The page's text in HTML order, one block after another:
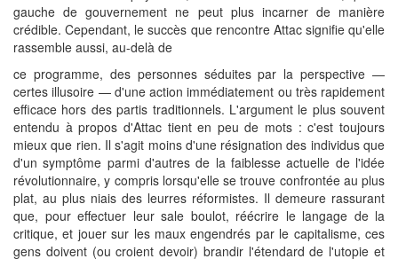
gauche de gouvernement ne peut plus incarner de manière
crédible. Cependant, le succès que rencontre Attac signifie qu'elle
rassemble aussi, au-delà de
ce programme, des personnes séduites par la perspective —
certes illusoire — d'une action immédiatement ou très rapidement
efficace hors des partis traditionnels. L'argument le plus souvent
entendu à propos d'Attac tient en peu de mots : c'est toujours
mieux que rien. Il s'agit moins d'une résignation des individus que
d'un symptôme parmi d'autres de la faiblesse actuelle de l'idée
révolutionnaire, y compris lorsqu'elle se trouve confrontée au plus
plat, au plus niais des leurres réformistes. Il demeure rassurant
que, pour effectuer leur sale boulot, réécrire le langage de la
critique, et jouer sur les maux engendrés par le capitalisme, ces
gens doivent (ou croient devoir) brandir l'étendard de l'utopie et